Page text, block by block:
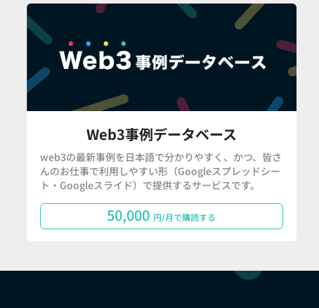
Web3事例データベース
web3の最新事例を日本語で分かりやすく、かつ、皆さ
んのお仕事で利用しやすい形（Googleスプレッドシー
ト・Googleスライド）で提供するサービスです。
50,000 円/月で購読する